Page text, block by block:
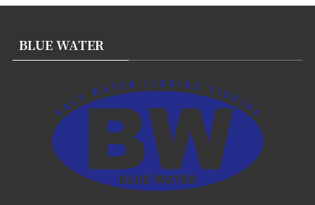
BLUE WATER